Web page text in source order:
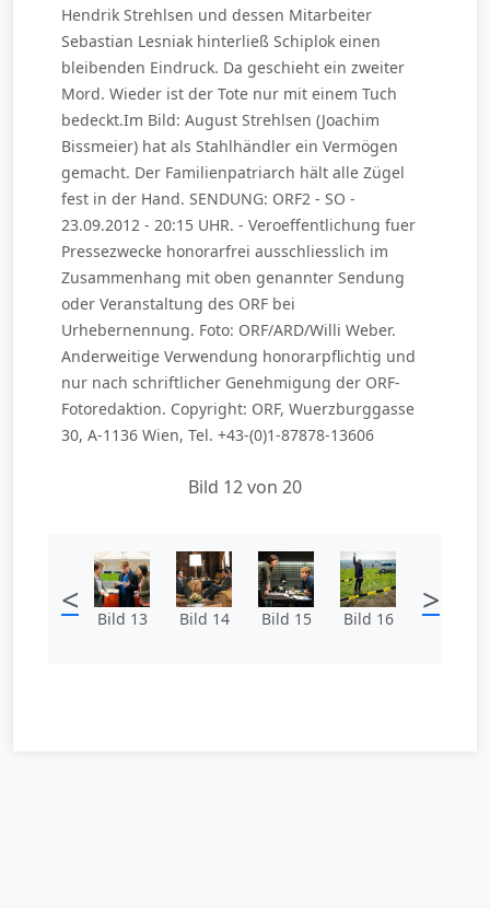
Hendrik Strehlsen und dessen Mitarbeiter
Sebastian Lesniak hinterließ Schiplok einen
bleibenden Eindruck. Da geschieht ein zweiter
Mord. Wieder ist der Tote nur mit einem Tuch
bedeckt.Im Bild: August Strehlsen (Joachim
Bissmeier) hat als Stahlhändler ein Vermögen
gemacht. Der Familienpatriarch hält alle Zügel
fest in der Hand. SENDUNG: ORF2 - SO -
23.09.2012 - 20:15 UHR. - Veroeffentlichung fuer
Pressezwecke honorarfrei ausschliesslich im
Zusammenhang mit oben genannter Sendung
oder Veranstaltung des ORF bei
Urhebernennung. Foto: ORF/ARD/Willi Weber.
Anderweitige Verwendung honorarpflichtig und
nur nach schriftlicher Genehmigung der ORF-
Fotoredaktion. Copyright: ORF, Wuerzburggasse
30, A-1136 Wien, Tel. +43-(0)1-87878-13606
Bild 12 von 20
< Bild 13 Bild 14 Bild 15 Bild 16 >